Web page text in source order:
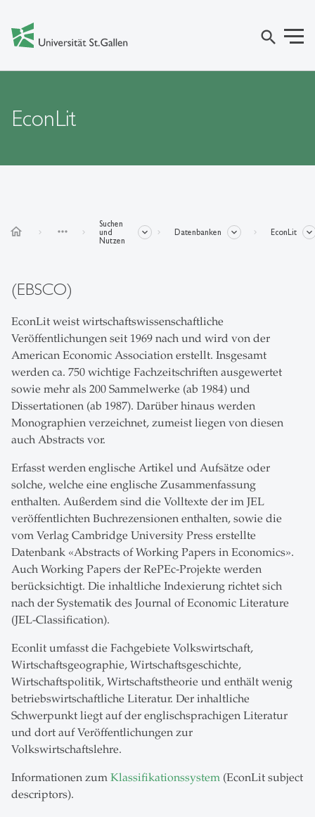
search
EconLit
home more_horiz
Suchen
und
Nutzen
Datenbanken EconLit
(EBSCO)
EconLit weist wirtschaftswissenschaftliche
Veröffentlichungen seit 1969 nach und wird von der
American Economic Association erstellt. Insgesamt
werden ca. 750 wichtige Fachzeitschriften ausgewertet
sowie mehr als 200 Sammelwerke (ab 1984) und
Dissertationen (ab 1987). Darüber hinaus werden
Monographien verzeichnet, zumeist liegen von diesen
auch Abstracts vor.
Erfasst werden englische Artikel und Aufsätze oder
solche, welche eine englische Zusammenfassung
enthalten. Außerdem sind die Volltexte der im JEL
veröffentlichten Buchrezensionen enthalten, sowie die
vom Verlag Cambridge University Press erstellte
Datenbank «Abstracts of Working Papers in Economics».
Auch Working Papers der RePEc-Projekte werden
berücksichtigt. Die inhaltliche Indexierung richtet sich
nach der Systematik des Journal of Economic Literature
(JEL-Classification).
Econlit umfasst die Fachgebiete Volkswirtschaft,
Wirtschaftsgeographie, Wirtschaftsgeschichte,
Wirtschaftspolitik, Wirtschaftstheorie und enthält wenig
betriebswirtschaftliche Literatur. Der inhaltliche
Schwerpunkt liegt auf der englischsprachigen Literatur
und dort auf Veröffentlichungen zur
Volkswirtschaftslehre.
Informationen zum Klassifikationssystem (EconLit subject
descriptors).